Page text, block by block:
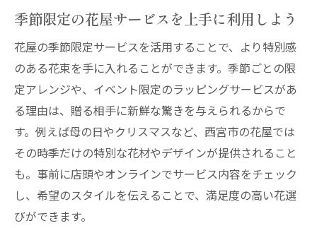
季節限定の花屋サービスを上手に利用しよう
花屋の季節限定サービスを活用することで、より特別感
のある花束を手に入れることができます。季節ごとの限
定アレンジや、イベント限定のラッピングサービスがあ
る理由は、贈る相手に新鮮な驚きを与えられるからで
す。例えば母の日やクリスマスなど、西宮市の花屋では
その時季だけの特別な花材やデザインが提供されること
も。事前に店頭やオンラインでサービス内容をチェック
し、希望のスタイルを伝えることで、満足度の高い花選
びができます。